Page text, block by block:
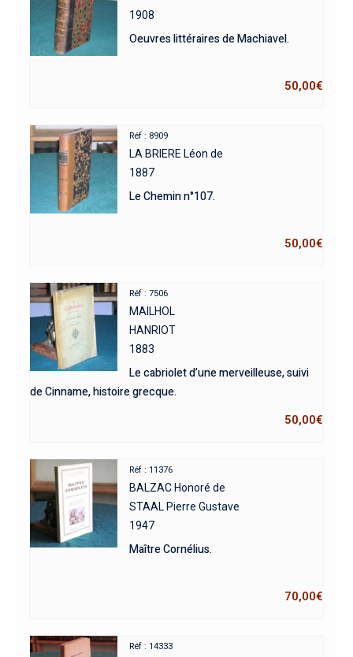
1908
Oeuvres littéraires de Machiavel.
50,00€
Réf : 8909
LA BRIERE Léon de
1887
Le Chemin n°107.
50,00€
Réf : 7506
MAILHOL
HANRIOT
1883
Le cabriolet d’une merveilleuse, suivi
de Cinname, histoire grecque.
50,00€
Réf : 11376
BALZAC Honoré de
STAAL Pierre Gustave
1947
Maître Cornélius.
70,00€
Réf : 14333